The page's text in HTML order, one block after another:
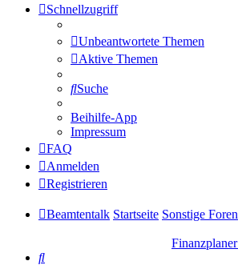
Schnellzugriff
Unbeantwortete Themen
Aktive Themen
Suche
Beihilfe-App
Impressum
FAQ
Anmelden
Registrieren
Beamtentalk Startseite Sonstige Foren
Suche